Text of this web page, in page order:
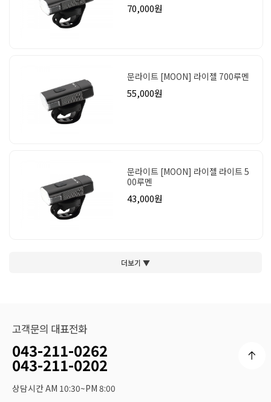
70,000원
문라이트 [MOON] 라이젤 700루멘
55,000원
문라이트 [MOON] 라이젤 라이트 5
00루멘
43,000원
더보기 ▼
고객문의 대표전화
043-211-0262
043-211-0202
상담시간 AM 10:30~PM 8:00